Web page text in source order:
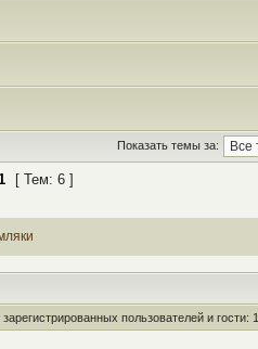
Показать темы за:
[ Тем: 6 ]
пользователей и гости: 1